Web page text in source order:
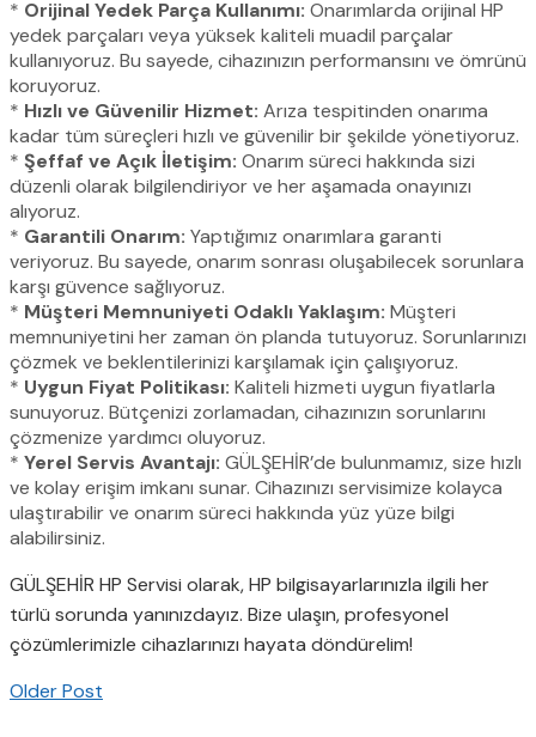
* Orijinal Yedek Parça Kullanımı: Onarımlarda orijinal HP
yedek parçaları veya yüksek kaliteli muadil parçalar
kullanıyoruz. Bu sayede, cihazınızın performansını ve ömrünü
koruyoruz.
* Hızlı ve Güvenilir Hizmet: Arıza tespitinden onarıma
kadar tüm süreçleri hızlı ve güvenilir bir şekilde yönetiyoruz.
* Şeffaf ve Açık İletişim: Onarım süreci hakkında sizi
düzenli olarak bilgilendiriyor ve her aşamada onayınızı
alıyoruz.
* Garantili Onarım: Yaptığımız onarımlara garanti
veriyoruz. Bu sayede, onarım sonrası oluşabilecek sorunlara
karşı güvence sağlıyoruz.
* Müşteri Memnuniyeti Odaklı Yaklaşım: Müşteri
memnuniyetini her zaman ön planda tutuyoruz. Sorunlarınızı
çözmek ve beklentilerinizi karşılamak için çalışıyoruz.
* Uygun Fiyat Politikası: Kaliteli hizmeti uygun fiyatlarla
sunuyoruz. Bütçenizi zorlamadan, cihazınızın sorunlarını
çözmenize yardımcı oluyoruz.
* Yerel Servis Avantajı: GÜLŞEHİR’de bulunmamız, size hızlı
ve kolay erişim imkanı sunar. Cihazınızı servisimize kolayca
ulaştırabilir ve onarım süreci hakkında yüz yüze bilgi
alabilirsiniz.
GÜLŞEHİR HP Servisi olarak, HP bilgisayarlarınızla ilgili her
türlü sorunda yanınızdayız. Bize ulaşın, profesyonel
çözümlerimizle cihazlarınızı hayata döndürelim!
Older Post